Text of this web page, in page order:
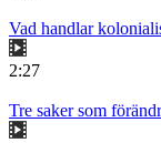
Vad handlar
2:27
Tre saker som